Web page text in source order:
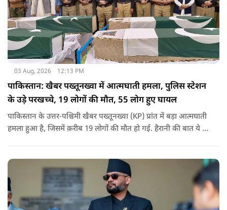
03 Aug, 2026 12:13 PM
पाकिस्तान: खैबर पख्तूनख्वा में आत्मघाती हमला, पुलिस स्टेशन
के उड़े परखच्चे, 19 लोगों की मौत, 55 लोग हुए घायल
पाकिस्तान के उत्तर-पश्चिमी खैबर पख्तूनख्वा (KP) प्रांत में बड़ा आत्मघाती
हमला हुआ है, जिसमें क़रीब 19 लोगों की मौत हो गई. हैरानी की बात ये है